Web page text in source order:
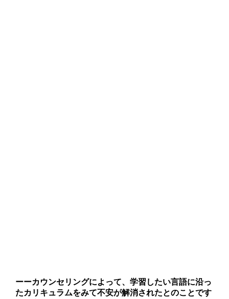
ーーカウンセリングによって、学習したい言語に沿っ
たカリキュラムをみて不安が解消されたとのことです